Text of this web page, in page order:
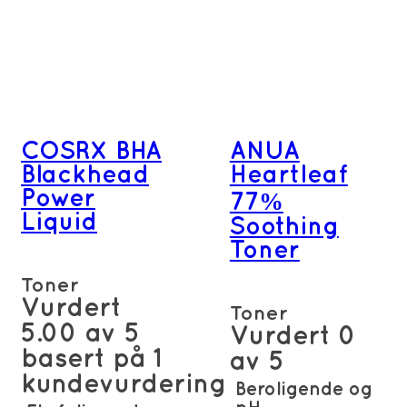
COSRX BHA
Blackhead
Power
Liquid
Toner
Vurdert
5.00 av 5
basert på 1
kundevurdering
ANUA
Heartleaf
77%
Soothing
Toner
Toner
Vurdert 0
av 5
Beroligende og